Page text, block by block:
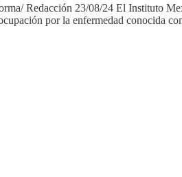
Redacción 23/08/24 El Instituto
por la enfermedad conocida